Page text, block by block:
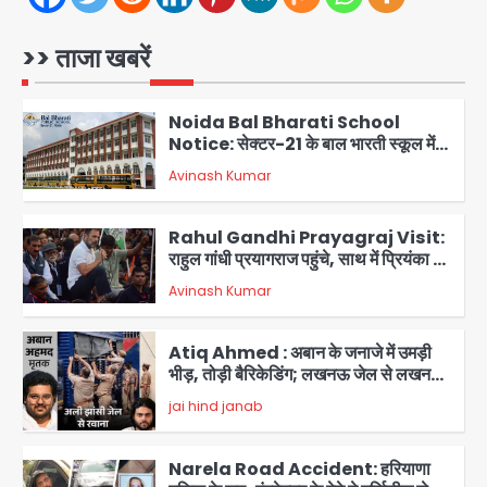
>> ताजा खबरें
1
गाजियाबाद कांग्रेस के सह-पर्यवेक्षक बने
2
Noida Bal Bharati School
Notice: सेक्टर-21 के बाल भारती स्कूल में
बिना खिड़की-वेंटिलेशन बेसमेंट में चल रही थी
8वीं की क्लास, NCPCR की शिकायत पर
भेजा नोटिस
3
Rahul Gandhi Prayagraj Visit:
राहुल गांधी प्रयागराज पहुंचे, साथ में प्रियंका की
बेटी मिराया; केपी ग्राउंड में छात्रों से संवाद,
सिर्फ 5 हजार मौजूद
4
Atiq Ahmed : अबान के जनाजे में उमड़ी
भीड़, तोड़ी बैरिकेडिंग; लखनऊ जेल से लखनऊ
पहुंचा उमर
Narela Road Accident: हरियाणा
पुलिस के सब-इंस्पेक्टर के बेटे ने मर्सिडीज से